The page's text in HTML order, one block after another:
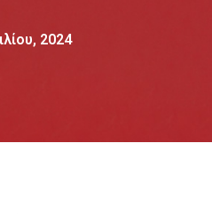
2024